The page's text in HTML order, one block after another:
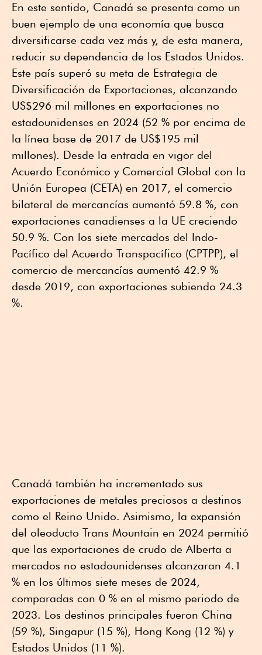
En este sentido, Canadá se presenta como un
buen ejemplo de una economía que busca
diversificarse cada vez más y, de esta manera,
reducir su dependencia de los Estados Unidos.
Este país superó su meta de Estrategia de
Diversificación de Exportaciones, alcanzando
US$296 mil millones en exportaciones no
estadounidenses en 2024 (52 % por encima de
la línea base de 2017 de US$195 mil
millones). Desde la entrada en vigor del
Acuerdo Económico y Comercial Global con la
Unión Europea (CETA) en 2017, el comercio
bilateral de mercancías aumentó 59.8 %, con
exportaciones canadienses a la UE creciendo
50.9 %. Con los siete mercados del Indo-
Pacífico del Acuerdo Transpacífico (CPTPP), el
comercio de mercancías aumentó 42.9 %
desde 2019, con exportaciones subiendo 24.3
%.
Canadá también ha incrementado sus
exportaciones de metales preciosos a destinos
como el Reino Unido. Asimismo, la expansión
del oleoducto Trans Mountain en 2024 permitió
que las exportaciones de crudo de Alberta a
mercados no estadounidenses alcanzaran 4.1
% en los últimos siete meses de 2024,
comparadas con 0 % en el mismo periodo de
2023. Los destinos principales fueron China
(59 %), Singapur (15 %), Hong Kong (12 %) y
Estados Unidos (11 %).